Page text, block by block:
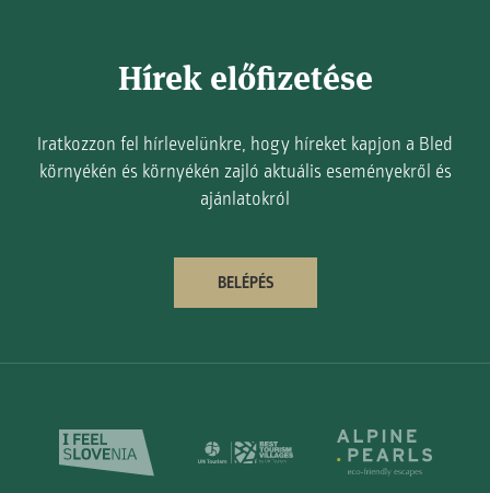
Hírek előfizetése
Iratkozzon fel hírlevelünkre, hogy híreket kapjon a Bled
környékén és környékén zajló aktuális eseményekről és
ajánlatokról
BELÉPÉS